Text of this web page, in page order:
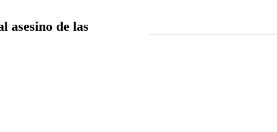
asesino de las